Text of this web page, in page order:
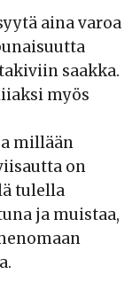
aina varoa
saakka.
myös
millään
on
tulella
ja muistaa,